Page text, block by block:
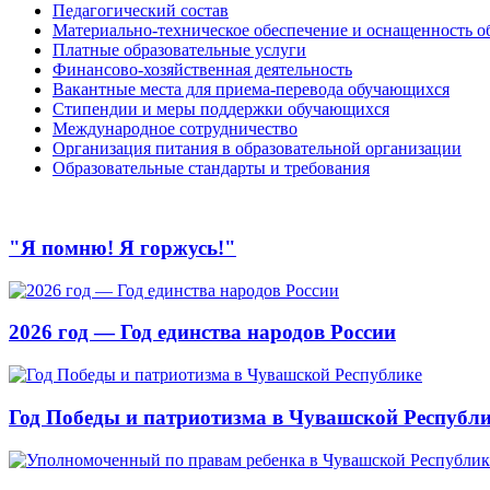
Педагогический состав
Материально-техническое обеспечение и оснащенность
Платные образовательные услуги
Финансово-хозяйственная деятельность
Вакантные места для приема-перевода обучающихся
Стипендии и меры поддержки обучающихся
Международное сотрудничество
Организация питания в образовательной организации
Образовательные стандарты и требования
"Я помню! Я горжусь!"
2026 год — Год единства народов России
Год Победы и патриотизма в Чувашской